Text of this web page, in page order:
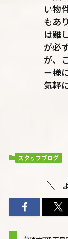
い物
もあ
は難
が必
が、
ー様
気軽
スタッフブログ